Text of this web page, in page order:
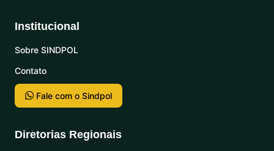
Institucional
Sobre SINDPOL
Contato
Fale com o Sindpol
Diretorias Regionais